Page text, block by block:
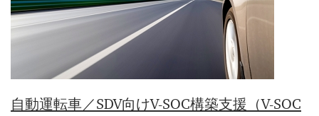
自動運転車／SDV向けV-SOC構築支援（V-SOC